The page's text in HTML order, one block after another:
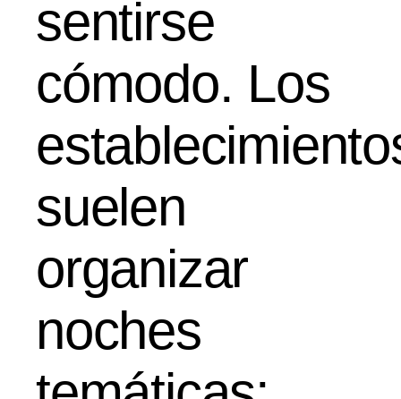
sentirse
cómodo. Los
suelen
organizar
noches